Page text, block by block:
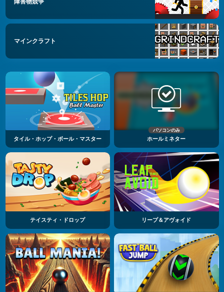
マインクラフト
タイル・ホップ・ボール・マスター
パソコンのみ
ホールミネター
テイスティ・ドロップ リープ＆アヴォイド